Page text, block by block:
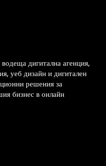
дигитална агенция,
уеб дизайн и дигитален
решения за
бизнес в онлайн